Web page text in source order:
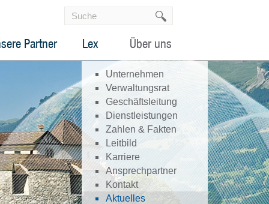
Partner Lex Über uns
Unternehmen
Verwaltungsrat
Geschäftsleitung
Dienstleistungen
Zahlen & Fakten
Leitbild
Karriere
Ansprechpartner
Kontakt
Aktuelles